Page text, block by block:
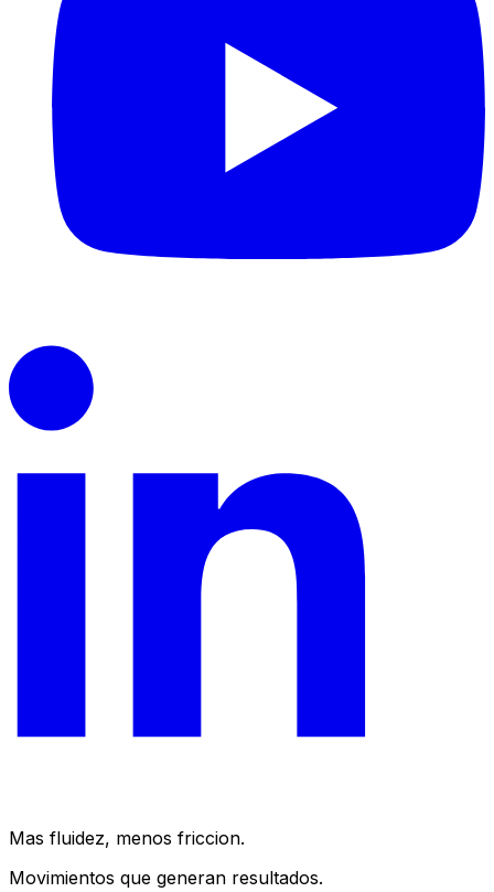
Mas fluidez, menos friccion.
Movimientos que generan resultados.